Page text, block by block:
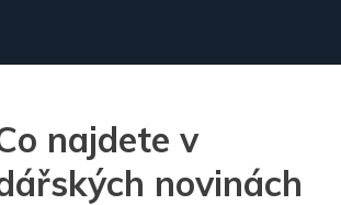
najdete v
novinách